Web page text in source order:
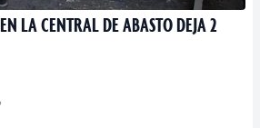
LA CENTRAL DE ABASTO DEJA 2